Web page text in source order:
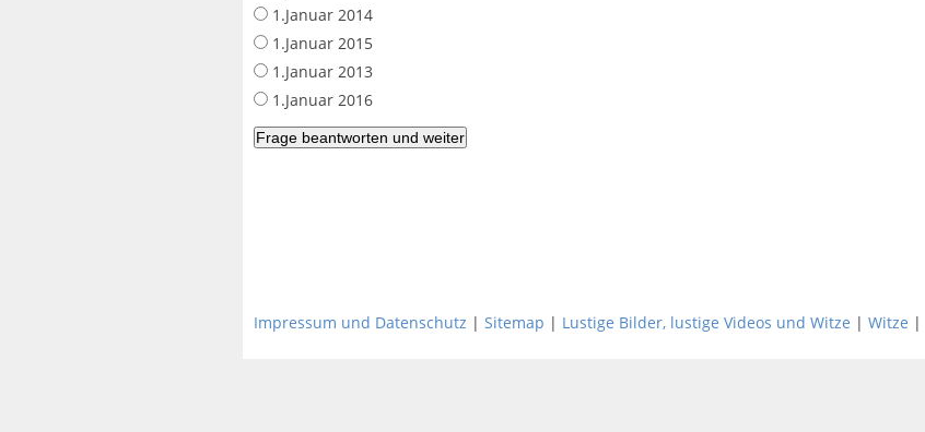
1.Januar 2014
1.Januar 2015
1.Januar 2013
1.Januar 2016
Impressum und Datenschutz | Sitemap | Lustige Bilder, lustige Videos und Witze | Witze |